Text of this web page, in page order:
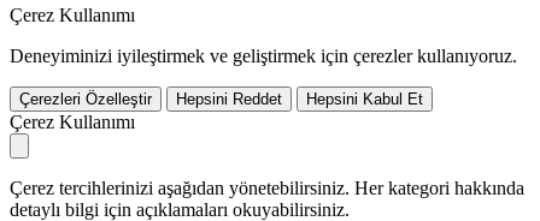
Çerez Kullanımı
Deneyiminizi iyileştirmek ve geliştirmek için çerezler kullanıyoruz.
Çerezleri Özelleştir Hepsini Reddet Hepsini Kabul Et
Çerez Kullanımı
Çerez tercihlerinizi aşağıdan yönetebilirsiniz. Her kategori hakkında
detaylı bilgi için açıklamaları okuyabilirsiniz.